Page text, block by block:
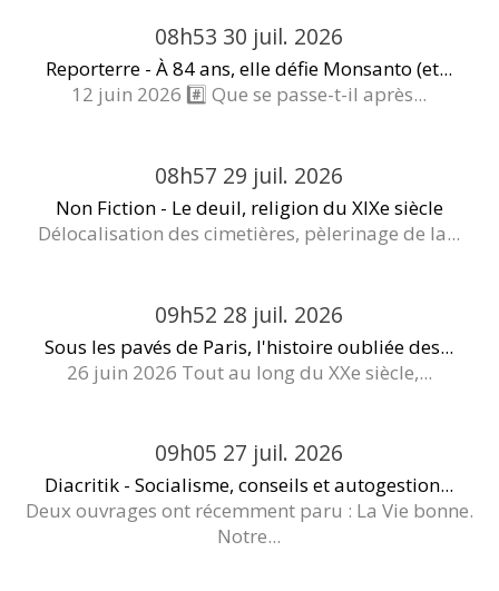
08h53 30 juil. 2026
Reporterre - À 84 ans, elle défie Monsanto (et...
12 juin 2026 #️⃣ Que se passe-t-il après...
08h57 29 juil. 2026
Non Fiction - Le deuil, religion du XIXe siècle
Délocalisation des cimetières, pèlerinage de la...
09h52 28 juil. 2026
Sous les pavés de Paris, l'histoire oubliée des...
26 juin 2026 Tout au long du XXe siècle,...
09h05 27 juil. 2026
Diacritik - Socialisme, conseils et autogestion...
Deux ouvrages ont récemment paru : La Vie bonne.
Notre...